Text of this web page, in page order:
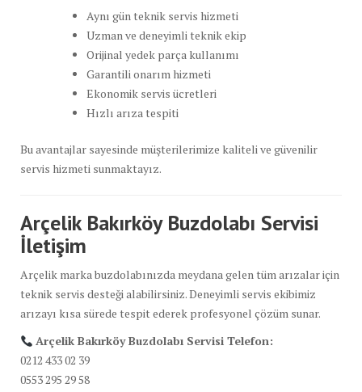
Aynı gün teknik servis hizmeti
Uzman ve deneyimli teknik ekip
Orijinal yedek parça kullanımı
Garantili onarım hizmeti
Ekonomik servis ücretleri
Hızlı arıza tespiti
Bu avantajlar sayesinde müşterilerimize kaliteli ve güvenilir
servis hizmeti sunmaktayız.
Arçelik Bakırköy Buzdolabı Servisi
İletişim
Arçelik marka buzdolabınızda meydana gelen tüm arızalar için
teknik servis desteği alabilirsiniz. Deneyimli servis ekibimiz
arızayı kısa sürede tespit ederek profesyonel çözüm sunar.
Arçelik Bakırköy Buzdolabı Servisi Telefon:
0212 433 02 39
0553 295 29 58